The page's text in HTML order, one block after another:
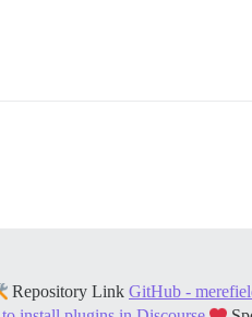
Repository Link GitHub -